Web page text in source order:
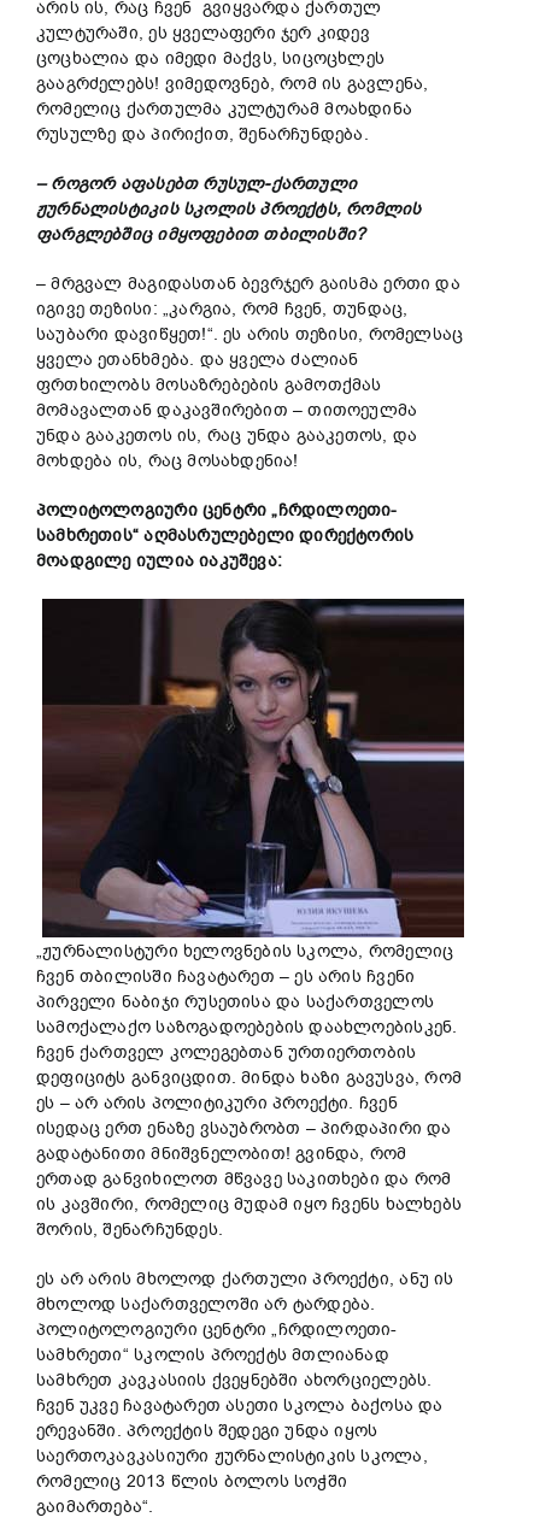
არის ის, რაც ჩვენ გვიყვარდა ქართულ
კულტურაში, ეს ყველაფერი ჯერ კიდევ
ცოცხალია და იმედი მაქვს, სიცოცხლეს
გააგრძელებს! ვიმედოვნებ, რომ ის გავლენა,
რომელიც ქართულმა კულტურამ მოახდინა
რუსულზე და პირიქით, შენარჩუნდება.
– როგორ აფასებთ რუსულ-ქართული
ჟურნალისტიკის სკოლის პროექტს, რომლის
ფარგლებშიც იმყოფებით თბილისში?
– მრგვალ მაგიდასთან ბევრჯერ გაისმა ერთი და
იგივე თეზისი: „კარგია, რომ ჩვენ, თუნდაც,
საუბარი დავიწყეთ!“. ეს არის თეზისი, რომელსაც
ყველა ეთანხმება. და ყველა ძალიან
ფრთხილობს მოსაზრებების გამოთქმას
მომავალთან დაკავშირებით – თითოეულმა
უნდა გააკეთოს ის, რაც უნდა გააკეთოს, და
მოხდება ის, რაც მოსახდენია!
პოლიტოლოგიური ცენტრი „ჩრდილოეთი-
სამხრეთის“ აღმასრულებელი დირექტორის
მოადგილე იულია იაკუშევა:
„ჟურნალისტური ხელოვნების სკოლა, რომელიც
ჩვენ თბილისში ჩავატარეთ – ეს არის ჩვენი
პირველი ნაბიჯი რუსეთისა და საქართველოს
სამოქალაქო საზოგადოებების დაახლოებისკენ.
ჩვენ ქართველ კოლეგებთან ურთიერთობის
დეფიციტს განვიცდით. მინდა ხაზი გავუსვა, რომ
ეს – არ არის პოლიტიკური პროექტი. ჩვენ
ისედაც ერთ ენაზე ვსაუბრობთ – პირდაპირი და
გადატანითი მნიშვნელობით! გვინდა, რომ
ერთად განვიხილოთ მწვავე საკითხები და რომ
ის კავშირი, რომელიც მუდამ იყო ჩვენს ხალხებს
შორის, შენარჩუნდეს.
ეს არ არის მხოლოდ ქართული პროექტი, ანუ ის
მხოლოდ საქართველოში არ ტარდება.
პოლიტოლოგიური ცენტრი „ჩრდილოეთი-
სამხრეთი“ სკოლის პროექტს მთლიანად
სამხრეთ კავკასიის ქვეყნებში ახორციელებს.
ჩვენ უკვე ჩავატარეთ ასეთი სკოლა ბაქოსა და
ერევანში. პროექტის შედეგი უნდა იყოს
საერთოკავკასიური ჟურნალისტიკის სკოლა,
რომელიც 2013 წლის ბოლოს სოჭში
გაიმართება“.